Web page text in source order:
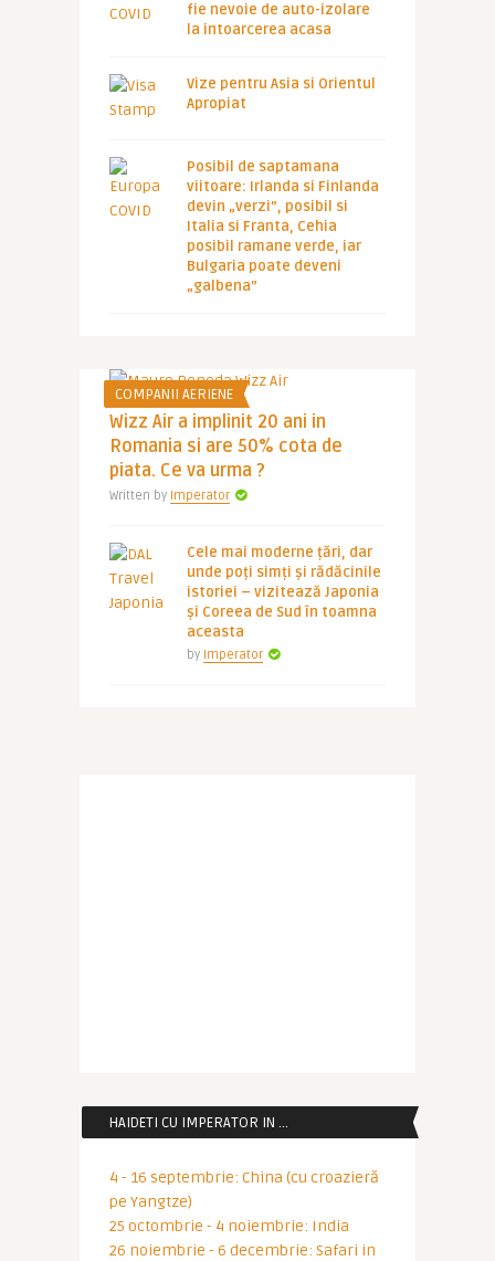
fie nevoie de auto-izolare
la intoarcerea acasa
Vize pentru Asia si Orientul
Apropiat
Posibil de saptamana
viitoare: Irlanda si Finlanda
devin „verzi”, posibil si
Italia si Franta, Cehia
posibil ramane verde, iar
Bulgaria poate deveni
„galbena”
COMPANII AERIENE
Wizz Air a implinit 20 ani in
Romania si are 50% cota de
piata. Ce va urma ?
Written by Imperator
Cele mai moderne țări, dar
unde poți simți și rădăcinile
istoriei – vizitează Japonia
și Coreea de Sud în toamna
aceasta
by Imperator
HAIDETI CU IMPERATOR IN …
4 - 16 septembrie: China (cu croazieră
pe Yangtze)
25 octombrie - 4 noiembrie: India
26 noiembrie - 6 decembrie: Safari in